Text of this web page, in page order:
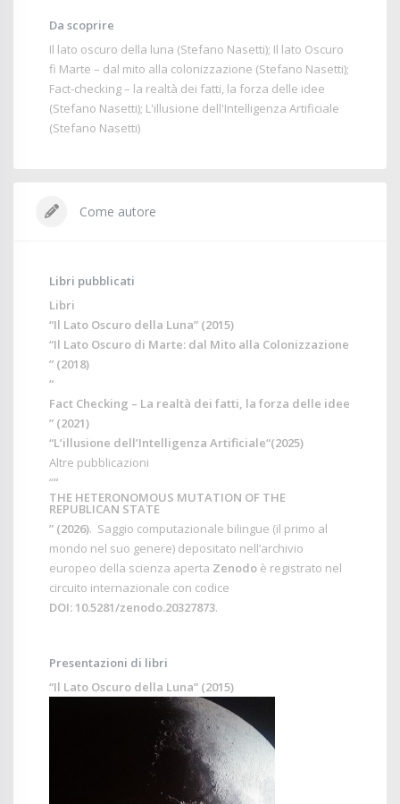
Da scoprire
Il lato oscuro della luna (Stefano Nasetti); Il lato Oscuro
fi Marte – dal mito alla colonizzazione (Stefano Nasetti);
Fact-checking – la realtà dei fatti, la forza delle idee
(Stefano Nasetti); L'illusione dell'Intelligenza Artificiale
(Stefano Nasetti)
Come autore
Libri pubblicati
Libri
“Il Lato Oscuro della Luna” (2015)
“Il Lato Oscuro di Marte: dal Mito alla Colonizzazione
” (2018)
“
Fact Checking – La realtà dei fatti, la forza delle idee
” (2021)
“L’illusione dell’Intelligenza Artificiale“(2025)
Altre pubblicazioni
““
THE HETERONOMOUS MUTATION OF THE
REPUBLICAN STATE
” (2026). Saggio computazionale bilingue (il primo al
mondo nel suo genere) depositato nell’archivio
europeo della scienza aperta Zenodo è registrato nel
circuito internazionale con codice
DOI: 10.5281/zenodo.20327873.
Presentazioni di libri
“Il Lato Oscuro della Luna” (2015)